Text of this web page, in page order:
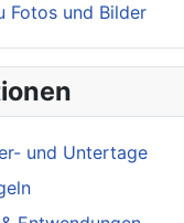
Fotos und Bilder
und Untertage